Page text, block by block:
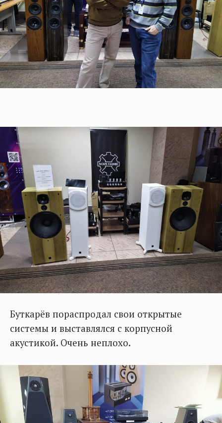
Буткарёв пораспродал свои открытые
системы и выставлялся с корпусной
акустикой. Очень неплохо.